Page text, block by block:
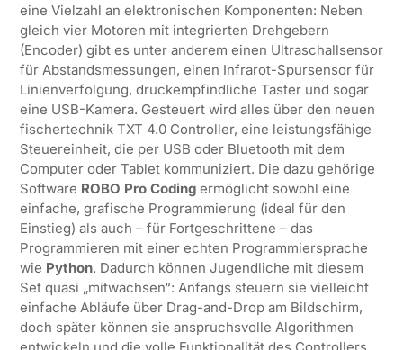
eine Vielzahl an elektronischen Komponenten: Neben
gleich vier Motoren mit integrierten Drehgebern
(Encoder) gibt es unter anderem einen Ultraschallsensor
für Abstandsmessungen, einen Infrarot-Spursensor für
Linienverfolgung, druckempfindliche Taster und sogar
eine USB-Kamera. Gesteuert wird alles über den neuen
fischertechnik TXT 4.0 Controller, eine leistungsfähige
Steuereinheit, die per USB oder Bluetooth mit dem
Computer oder Tablet kommuniziert. Die dazu gehörige
Software ROBO Pro Codingermöglicht sowohl eine
einfache, grafische Programmierung (ideal für den
Einstieg) als auch – für Fortgeschrittene – das
Programmieren mit einer echten Programmiersprache
wie Python. Dadurch können Jugendliche mit diesem
Set quasi „mitwachsen“: Anfangs steuern sie vielleicht
einfache Abläufe über Drag-and-Drop am Bildschirm,
doch später können sie anspruchsvolle Algorithmen